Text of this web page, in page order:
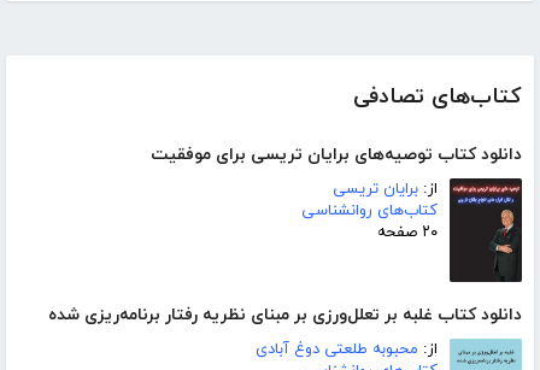
کتاب‌های تصادفی
دانلود کتاب توصیه‌های برایان تریسی برای موفقیت
از: برایان تریسی
کتاب‌های روانشناسی
۲۰ صفحه
دانلود کتاب غلبه بر تعلل‌ورزی بر مبنای نظریه رفتار برنامه‌ریزی شده
از: محبوبه طلعتی دوغ آبادی